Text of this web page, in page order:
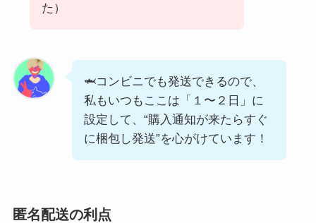
た）
🦈コンビニでも発送できるので、
私もいつもここは「１〜２日」に
設定して、“購入通知が来たらすぐ
に梱包し発送”を心がけています！
匿名配送の利点